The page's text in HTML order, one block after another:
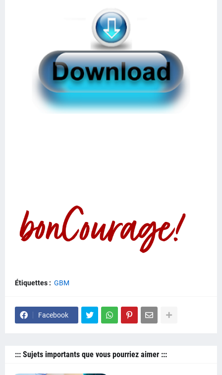
Étiquettes : GBM
Facebook
::: Sujets importants que vous pourriez aimer :::